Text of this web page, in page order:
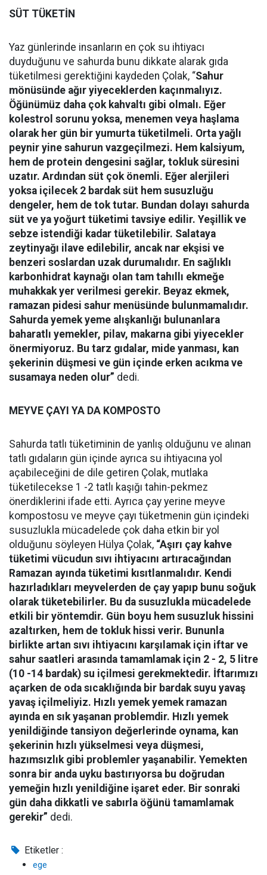
SÜT TÜKETİN
Yaz günlerinde insanların en çok su ihtiyacı
duyduğunu ve sahurda bunu dikkate alarak gıda
tüketilmesi gerektiğini kaydeden Çolak, “Sahur
mönüsünde ağır yiyeceklerden kaçınmalıyız.
Öğünümüz daha çok kahvaltı gibi olmalı. Eğer
kolestrol sorunu yoksa, menemen veya haşlama
olarak her gün bir yumurta tüketilmeli. Orta yağlı
peynir yine sahurun vazgeçilmezi. Hem kalsiyum,
hem de protein dengesini sağlar, tokluk süresini
uzatır. Ardından süt çok önemli. Eğer alerjileri
yoksa içilecek 2 bardak süt hem susuzluğu
dengeler, hem de tok tutar. Bundan dolayı sahurda
süt ve ya yoğurt tüketimi tavsiye edilir. Yeşillik ve
sebze istendiği kadar tüketilebilir. Salataya
zeytinyağı ilave edilebilir, ancak nar ekşisi ve
benzeri soslardan uzak durumalıdır. En sağlıklı
karbonhidrat kaynağı olan tam tahıllı ekmeğe
muhakkak yer verilmesi gerekir. Beyaz ekmek,
ramazan pidesi sahur menüsünde bulunmamalıdır.
Sahurda yemek yeme alışkanlığı bulunanlara
baharatlı yemekler, pilav, makarna gibi yiyecekler
önermiyoruz. Bu tarz gıdalar, mide yanması, kan
şekerinin düşmesi ve gün içinde erken acıkma ve
susamaya neden olur” dedi.
MEYVE ÇAYI YA DA KOMPOSTO
Sahurda tatlı tüketiminin de yanlış olduğunu ve alınan
tatlı gıdaların gün içinde ayrıca su ihtiyacına yol
açabileceğini de dile getiren Çolak, mutlaka
tüketilecekse 1 -2 tatlı kaşığı tahin-pekmez
önerdiklerini ifade etti. Ayrıca çay yerine meyve
kompostosu ve meyve çayı tüketmenin gün içindeki
susuzlukla mücadelede çok daha etkin bir yol
olduğunu söyleyen Hülya Çolak, “Aşırı çay kahve
tüketimi vücudun sıvı ihtiyacını artıracağından
Ramazan ayında tüketimi kısıtlanmalıdır. Kendi
hazırladıkları meyvelerden de çay yapıp bunu soğuk
olarak tüketebilirler. Bu da susuzlukla mücadelede
etkili bir yöntemdir. Gün boyu hem susuzluk hissini
azaltırken, hem de tokluk hissi verir. Bununla
birlikte artan sıvı ihtiyacını karşılamak için iftar ve
sahur saatleri arasında tamamlamak için 2 - 2, 5 litre
(10 -14 bardak) su içilmesi gerekmektedir. İftarımızı
açarken de oda sıcaklığında bir bardak suyu yavaş
yavaş içilmeliyiz. Hızlı yemek yemek ramazan
ayında en sık yaşanan problemdir. Hızlı yemek
yenildiğinde tansiyon değerlerinde oynama, kan
şekerinin hızlı yükselmesi veya düşmesi,
hazımsızlık gibi problemler yaşanabilir. Yemekten
sonra bir anda uyku bastırıyorsa bu doğrudan
yemeğin hızlı yenildiğine işaret eder. Bir sonraki
gün daha dikkatli ve sabırla öğünü tamamlamak
gerekir” dedi.
Etiketler :
ege